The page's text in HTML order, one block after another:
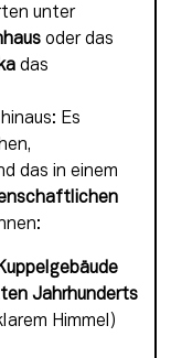
unter
oder das
das
Es
das in einem
Jahrhunderts
Himmel)